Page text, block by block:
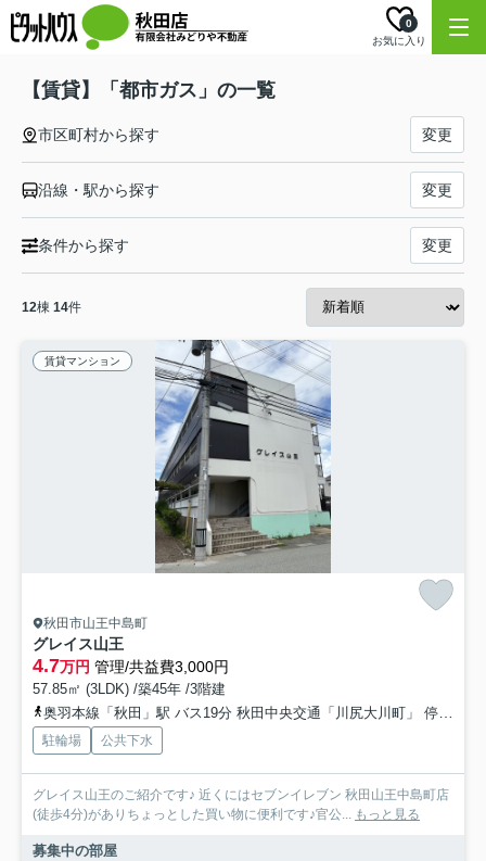
お気に入り
0
【賃貸】「都市ガス」の一覧
市区町村から探す 変更
沿線・駅から探す 変更
条件から探す 変更
12棟 14件
賃貸マンション
秋田市山王中島町
グレイス山王
4.7万円 管理/共益費3,000円
57.85㎡ (3LDK) /築45年 /3階建
奥羽本線「秋田」駅 バス19分 秋田中央交通「川尻大川町」 停歩6分
駐輪場 公共下水
グレイス山王のご紹介です♪ 近くにはセブンイレブン 秋田山王中島町店
(徒歩4分)がありちょっとした買い物に便利です♪官公... もっと見る
募集中の部屋